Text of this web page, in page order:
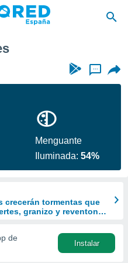
...
Menguante
Iluminada:54%
crecerán tormentas que
granizo y reventones
de
Instalar